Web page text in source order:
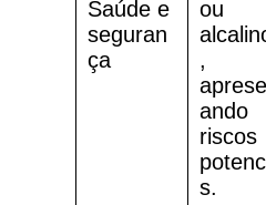
Saúde e
seguran
ça
ou
,
ando
riscos
s.